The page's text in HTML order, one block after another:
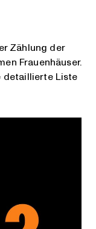
Zählung der
Frauenhäuser.
detaillierte Liste